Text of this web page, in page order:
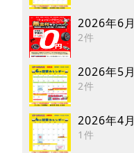
2026年6月
2件
2026年5月
2件
2026年4月
1件